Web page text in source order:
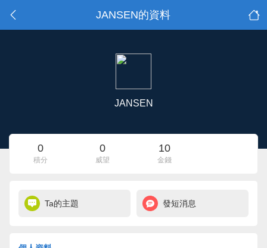
JANSEN的資料
JANSEN
0
積分
0
威望
10
金錢
Ta的主題 發短消息